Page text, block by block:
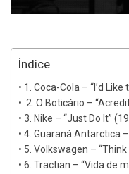
Índice
1. Coca-Cola – “I’d
2. O Boticário –
3. Nike – “Just Do It”
4. Guaraná Antarctica –
5. Volkswagen –
6. Tractian – “Vida de